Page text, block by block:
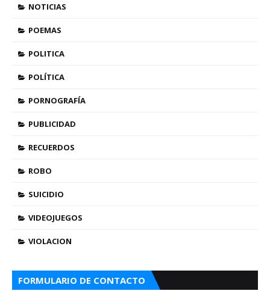
NOTICIAS
POEMAS
POLITICA
POLÍTICA
PORNOGRAFÍA
PUBLICIDAD
RECUERDOS
ROBO
SUICIDIO
VIDEOJUEGOS
VIOLACION
FORMULARIO DE CONTACTO